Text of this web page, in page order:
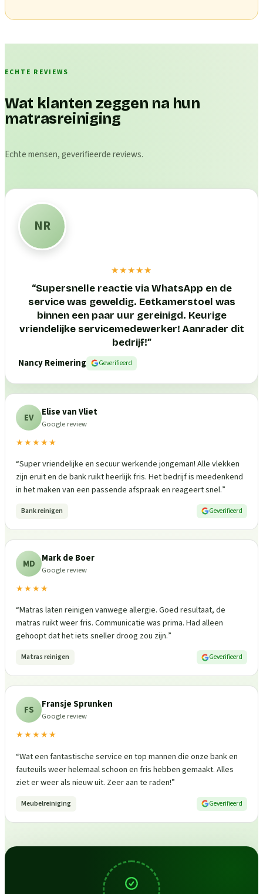
ECHTE REVIEWS
Wat klanten zeggen na hun
matrasreiniging
Echte mensen, geverifieerde reviews.
NR
★★★★★
“Supersnelle reactie via WhatsApp en de
service was geweldig. Eetkamerstoel was
binnen een paar uur gereinigd. Keurige
vriendelijke servicemedewerker! Aanrader dit
bedrijf!”
Nancy Reimering
Geverifieerd
EV Elise van Vliet
Google review
★★★★★
“Super vriendelijke en secuur werkende jongeman! Alle vlekken
zijn eruit en de bank ruikt heerlijk fris. Het bedrijf is meedenkend
in het maken van een passende afspraak en reageert snel.”
Bank reinigen Geverifieerd
MD Mark de Boer
Google review
★★★★
“Matras laten reinigen vanwege allergie. Goed resultaat, de
matras ruikt weer fris. Communicatie was prima. Had alleen
gehoopt dat het iets sneller droog zou zijn.”
Matras reinigen Geverifieerd
FS Fransje Sprunken
Google review
★★★★★
“Wat een fantastische service en top mannen die onze bank en
fauteuils weer helemaal schoon en fris hebben gemaakt. Alles
ziet er weer als nieuw uit. Zeer aan te raden!”
Meubelreiniging Geverifieerd